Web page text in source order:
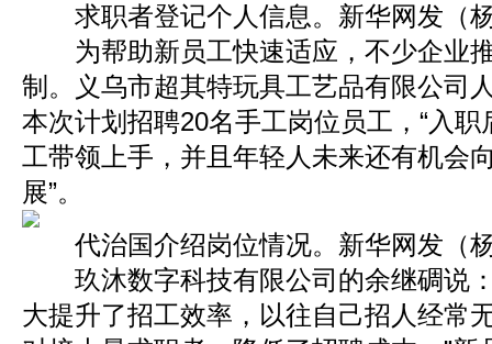
求职者登记个人信息。新华网发（
为帮助新员工快速适应，不少企业推
制。义乌市超其特玩具工艺品有限公司
本次计划招聘20名手工岗位员工，“入
工带领上手，并且年轻人未来还有机会
展”。
代治国介绍岗位情况。新华网发（
玖沐数字科技有限公司的余继碉说：
大提升了招工效率，以往自己招人经常